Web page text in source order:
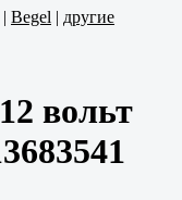
| Begel | другие
вольт